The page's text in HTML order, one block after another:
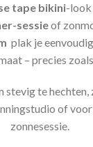
tape bikini-look
sessieof
plak je
– precies
stevig te
of
zonnesessie.